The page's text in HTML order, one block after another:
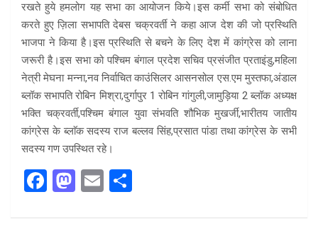
रखते हुये हमलोग यह सभा का आयोजन किये।इस कर्मी सभा को संबोधित
करते हुए ज़िला सभापति देबस चक्रवर्ती ने कहा आज देश की जो प्रस्थिति
भाजपा ने किया है।इस प्रस्थिति से बचने के लिए देश में कांग्रेस को लाना
जरूरी है।इस सभा को पश्चिम बंगाल प्रदेश सचिव प्रसंजीत प्रताइंडु,महिला
नेत्री मेघना मन्ना,नव निर्वाचित काउंसिलर आसनसोल एस.एम मुस्तफा,अंडाल
ब्लॉक सभापति रोबिन मिश्रा,दुर्गापुर 1 रोबिन गांगुली,जामुड़िया 2 ब्लॉक अध्यक्ष
भक्ति चक्रवर्ती,पश्चिम बंगाल युवा संभवति शौभिक मुखर्जी,भारीतय जातीय
कांग्रेस के ब्लाॅक सदस्य राज बल्लव सिंह,प्रसात पांडा तथा कांग्रेस के सभी
सदस्य गण उपस्थित रहे।
F
M E